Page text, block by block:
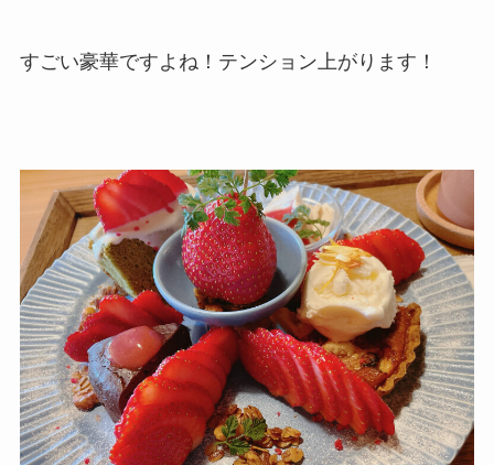
すごい豪華ですよね！テンション上がります！